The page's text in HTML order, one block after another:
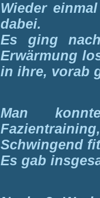
Wieder
dabei.
Es ging
Erwärmung
in ihre, vorab
Man
Schwingend
Es gab